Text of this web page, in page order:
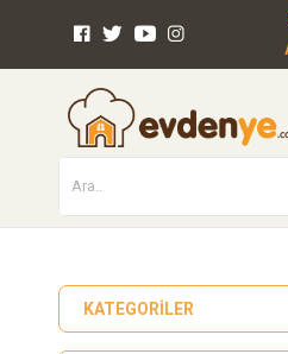
KATEGORILER